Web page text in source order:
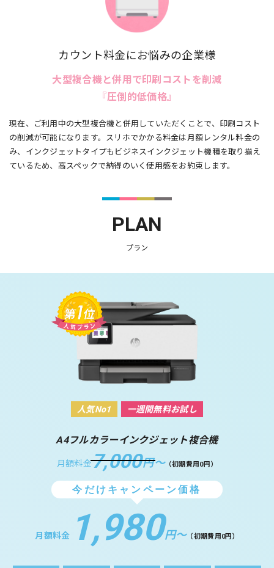
カウント料金にお悩みの企業様
大型複合機と併用で印刷コストを削減
『圧倒的低価格』
現在、ご利用中の大型複合機と併用していただくことで、印刷コスト
の削減が可能になります。スリホでかかる料金は月額レンタル料金の
み、インクジェットタイプもビジネスインクジェット機種を取り揃え
ているため、高スペックで納得のいく使用感をお約束します。
PLAN
プラン
人気No1 一週間無料お試し
A4フルカラーインクジェット複合機
月額料金7,000円〜（初期費用0円）
今だけキャンペーン価格
月額料金 1,980円〜（初期費用0円）